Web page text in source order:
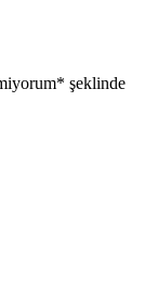
şeklinde